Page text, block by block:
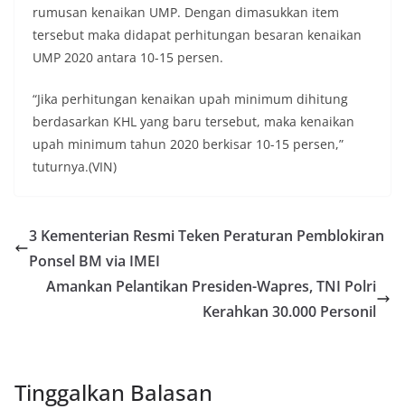
rumusan kenaikan UMP. Dengan dimasukkan item
tersebut maka didapat perhitungan besaran kenaikan
UMP 2020 antara 10-15 persen.
“Jika perhitungan kenaikan upah minimum dihitung
berdasarkan KHL yang baru tersebut, maka kenaikan
upah minimum tahun 2020 berkisar 10-15 persen,”
tuturnya.(VIN)
3 Kementerian Resmi Teken Peraturan Pemblokiran
Ponsel BM via IMEI
Amankan Pelantikan Presiden-Wapres, TNI Polri
Kerahkan 30.000 Personil
Tinggalkan Balasan